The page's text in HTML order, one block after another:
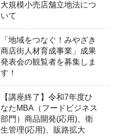
大規模小売店舗立地法につ
いて
「地域をつなぐ！みやざき
商店街人材育成事業」成果
発表会の観覧者を募集しま
す！
【講座終了】令和7年度ひ
なたMBA（フードビジネス
部門）商品開発(応用)、衛
生管理(応用)、販路拡大